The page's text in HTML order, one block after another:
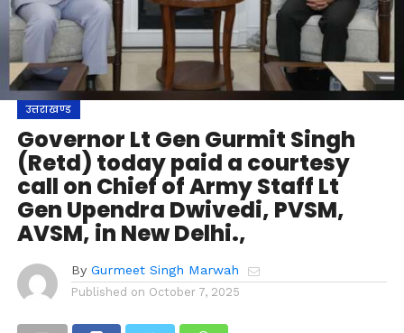
उत्तराखण्ड
Governor Lt Gen Gurmit Singh
(Retd) today paid a courtesy
call on Chief of Army Staff Lt
Gen Upendra Dwivedi, PVSM,
AVSM, in New Delhi.,
By Gurmeet Singh Marwah
Published on October 7, 2025